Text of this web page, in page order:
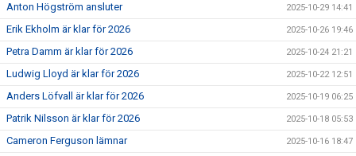
Anton Högström ansluter 2025-10-29 14:41
Erik Ekholm är klar för 2026 2025-10-26 19:46
Petra Damm är klar för 2026 2025-10-24 21:21
Ludwig Lloyd är klar för 2026 2025-10-22 12:51
Anders Löfvall är klar för 2026 2025-10-19 06:25
Patrik Nilsson är klar för 2026 2025-10-18 05:53
Cameron Ferguson lämnar 2025-10-16 18:47